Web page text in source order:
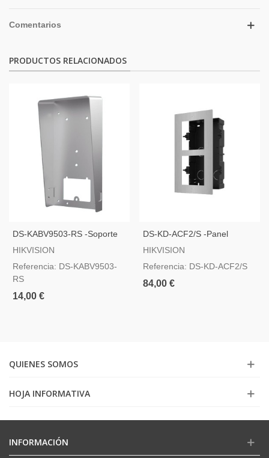
Comentarios
PRODUCTOS RELACIONADOS
DS-KABV9503-RS -Soporte
De Superficie Con Visera
HIKVISION
Referencia: DS-KABV9503-
RS
14,00 €
DS-KD-ACF2/S -Panel
Frontal Y Caja De Registro
HIKVISION
Referencia: DS-KD-ACF2/S
84,00 €
QUIENES SOMOS
HOJA INFORMATIVA
INFORMACIÓN